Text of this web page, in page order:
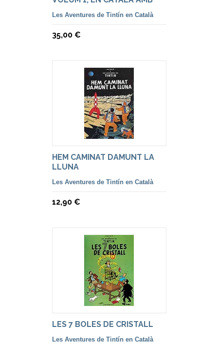
TRES PRIMERES AVENTURES
Les Aventures de Tintín en Català
35,00 €
HEM CAMINAT DAMUNT LA
LLUNA
Les Aventures de Tintín en Català
12,90 €
LES 7 BOLES DE CRISTALL
Les Aventures de Tintín en Català